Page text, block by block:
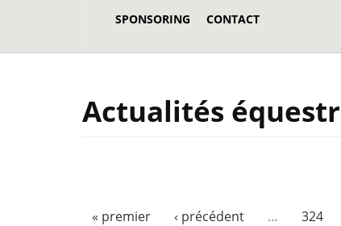
SPONSORING CONTACT
Actualités
« premier ‹ précédent … 324